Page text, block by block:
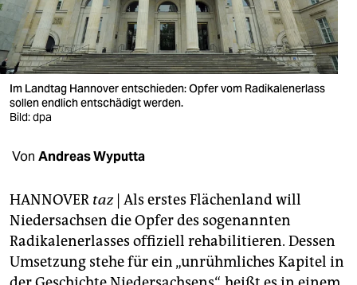
verlag
verlag
veranstaltungen
shop
fragen & hilfe
abo
genossenschaft
epaper login
Im Landtag Hannover entschieden: Opfer vom Radikalenerlass
sollen endlich entschädigt werden.
Bild: dpa
Von Andreas Wyputta
HANNOVER taz| Als erstes Flächenland will
Niedersachsen die Opfer des sogenannten
Radikalenerlasses offiziell rehabilitieren. Dessen
Umsetzung stehe für ein „unrühmliches Kapitel in